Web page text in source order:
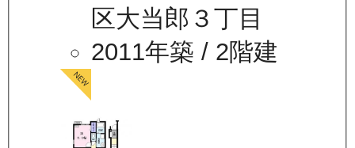
区大当郎３丁目
2011年築 / 2階建